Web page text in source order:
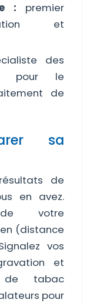
: premier
et
des
pour le
de
sa
de
en avez.
votre
(distance
vos
et
de tabac
pour